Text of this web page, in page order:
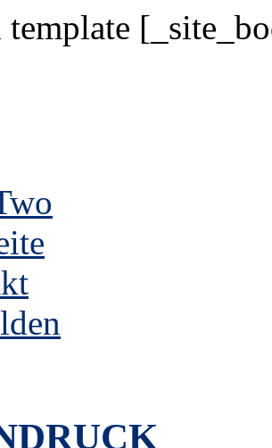
template